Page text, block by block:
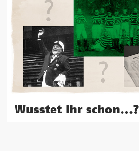
Wusstet Ihr schon...?